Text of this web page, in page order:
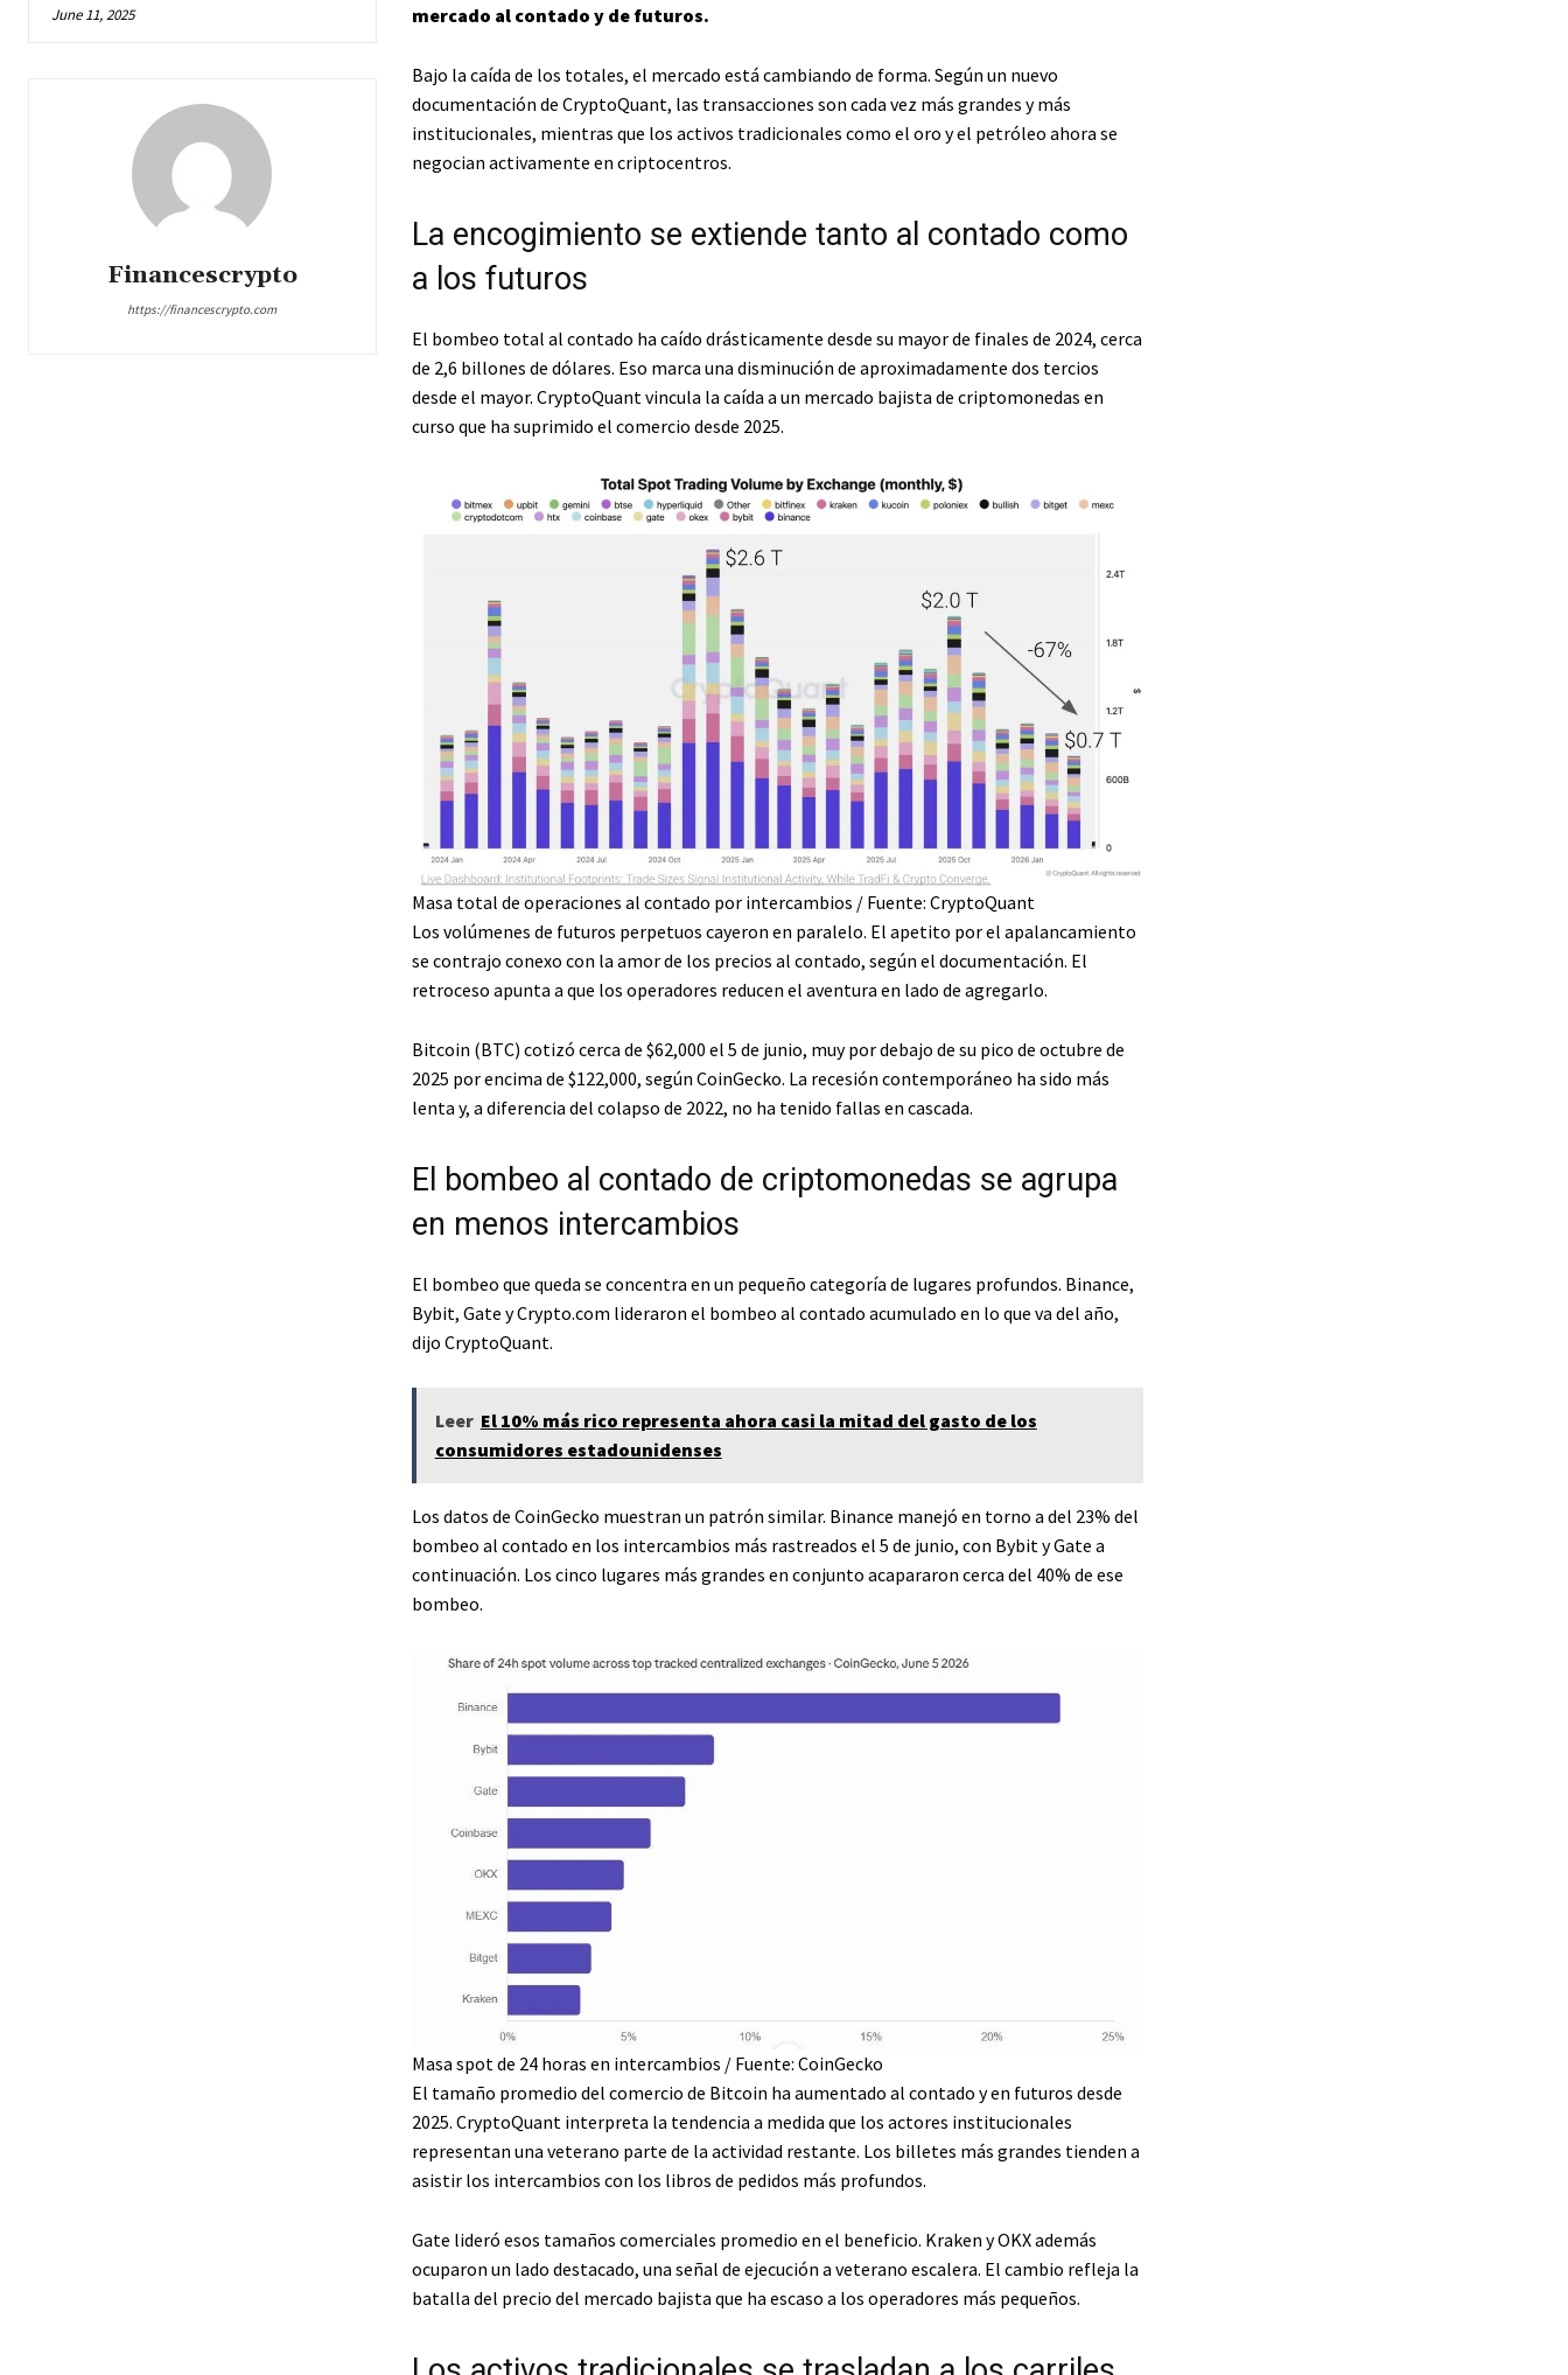
June 11, 2025
Financescrypto
https://financescrypto.com
mercado al contado y de futuros.
Bajo la caída de los totales, el mercado está cambiando de forma. Según un nuevo
documentación de CryptoQuant, las transacciones son cada vez más grandes y más
institucionales, mientras que los activos tradicionales como el oro y el petróleo ahora se
negocian activamente en criptocentros.
La encogimiento se extiende tanto al contado como
a los futuros
El bombeo total al contado ha caído drásticamente desde su mayor de finales de 2024, cerca
de 2,6 billones de dólares. Eso marca una disminución de aproximadamente dos tercios
desde el mayor. CryptoQuant vincula la caída a un mercado bajista de criptomonedas en
curso que ha suprimido el comercio desde 2025.
Masa total de operaciones al contado por intercambios / Fuente: CryptoQuant
Los volúmenes de futuros perpetuos cayeron en paralelo. El apetito por el apalancamiento
se contrajo conexo con la amor de los precios al contado, según el documentación. El
retroceso apunta a que los operadores reducen el aventura en lado de agregarlo.
Bitcoin (BTC) cotizó cerca de $62,000 el 5 de junio, muy por debajo de su pico de octubre de
2025 por encima de $122,000, según CoinGecko. La recesión contemporáneo ha sido más
lenta y, a diferencia del colapso de 2022, no ha tenido fallas en cascada.
El bombeo al contado de criptomonedas se agrupa
en menos intercambios
El bombeo que queda se concentra en un pequeño categoría de lugares profundos. Binance,
Bybit, Gate y Crypto.com lideraron el bombeo al contado acumulado en lo que va del año,
dijo CryptoQuant.
Leer El 10% más rico representa ahora casi la mitad del gasto de los
consumidores estadounidenses
Los datos de CoinGecko muestran un patrón similar. Binance manejó en torno a del 23% del
bombeo al contado en los intercambios más rastreados el 5 de junio, con Bybit y Gate a
continuación. Los cinco lugares más grandes en conjunto acapararon cerca del 40% de ese
bombeo.
Masa spot de 24 horas en intercambios / Fuente: CoinGecko
El tamaño promedio del comercio de Bitcoin ha aumentado al contado y en futuros desde
2025. CryptoQuant interpreta la tendencia a medida que los actores institucionales
representan una veterano parte de la actividad restante. Los billetes más grandes tienden a
asistir los intercambios con los libros de pedidos más profundos.
Gate lideró esos tamaños comerciales promedio en el beneficio. Kraken y OKX además
ocuparon un lado destacado, una señal de ejecución a veterano escalera. El cambio refleja la
batalla del precio del mercado bajista que ha escaso a los operadores más pequeños.